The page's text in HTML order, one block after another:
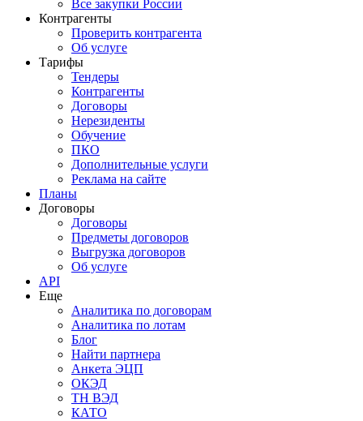
Все закупки России
Контрагенты
Проверить контрагента
Об услуге
Тарифы
Тендеры
Контрагенты
Договоры
Нерезиденты
Обучение
ПКО
Дополнительные услуги
Реклама на сайте
Планы
Договоры
Договоры
Предметы договоров
Выгрузка договоров
Об услуге
API
Еще
Аналитика по договорам
Аналитика по лотам
Блог
Найти партнера
Анкета ЭЦП
ОКЭД
ТН ВЭД
КАТО